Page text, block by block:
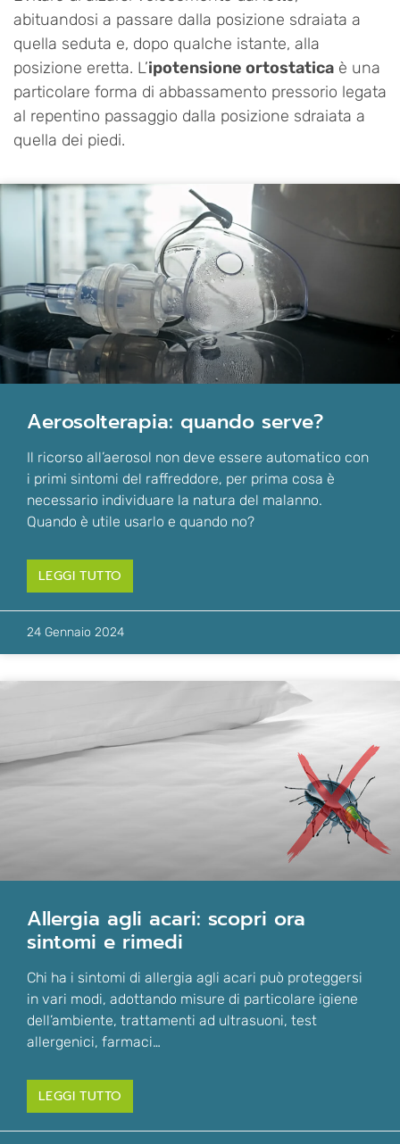
abituandosi a passare dalla posizione sdraiata a
quella seduta e, dopo qualche istante, alla
posizione eretta. L’ipotensione ortostatica è una
particolare forma di abbassamento pressorio legata
al repentino passaggio dalla posizione sdraiata a
quella dei piedi.
aerosolterapia: quando serve?
Il ricorso all’aerosol non deve essere automatico con
i primi sintomi del raffreddore, per prima cosa è
necessario individuare la natura del malanno.
Quando è utile usarlo e quando no?
LEGGI TUTTO
24 Gennaio 2024
allergia agli acari: scopri ora
sintomi e rimedi
Chi ha i sintomi di allergia agli acari può proteggersi
in vari modi, adottando misure di particolare igiene
dell’ambiente, trattamenti ad ultrasuoni, test
allergenici, farmaci…
LEGGI TUTTO